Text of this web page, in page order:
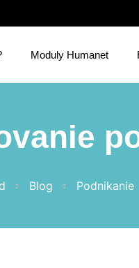
Moduly Humanet
Blog Podnikanie